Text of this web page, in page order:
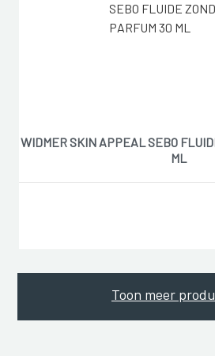
WIDMER SKIN APPEAL SEBO
ML
Toon meer